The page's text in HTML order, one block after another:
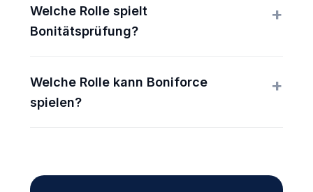
Welche Rolle spielt
Bonitätsprüfung?
Welche Rolle kann Boniforce
spielen?